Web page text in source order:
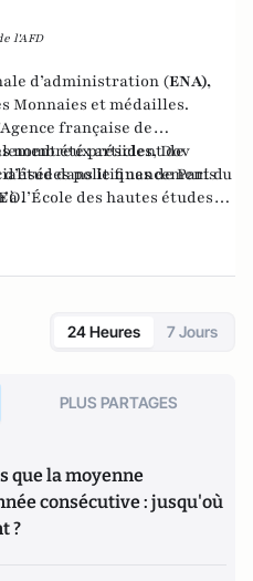
l'AFD
d’administration (ENA),
Monnaies et médailles.
française de
été président de
dans le financement du
nombreux articles, Dov
politiques de Paris
l’École des hautes études
municipal de
et à nouveau depuis 2020.
24 Heures 7 Jours
PLUS PARTAGES
que la moyenne
consécutive : jusqu'où
?